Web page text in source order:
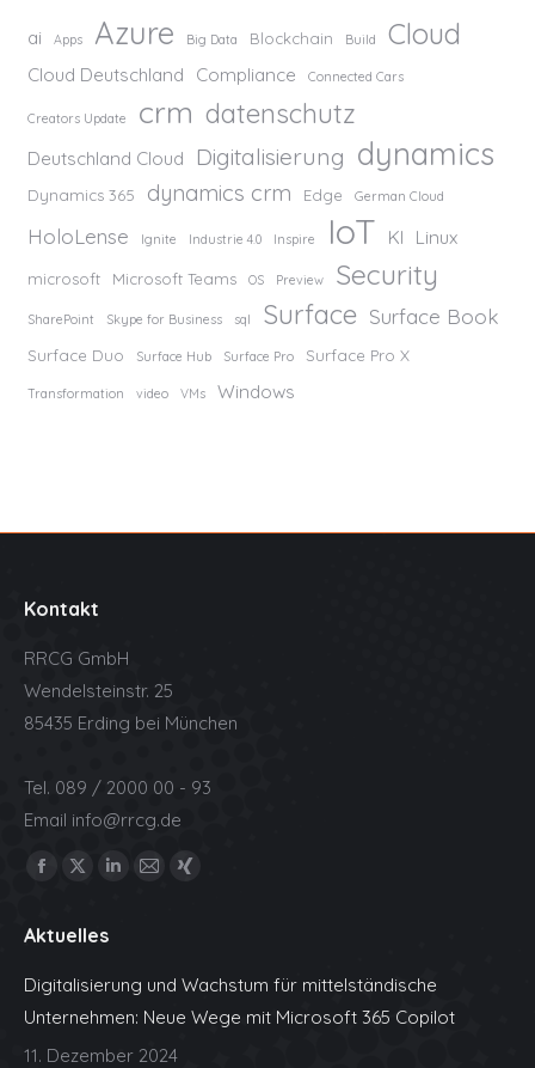
ai Apps Azure Big Data Blockchain Build Cloud
Cloud Deutschland Compliance Connected Cars
Creators Update crm datenschutz
Deutschland Cloud Digitalisierung dynamics
Dynamics 365 dynamics crm Edge German Cloud
HoloLense Ignite Industrie 4.0 Inspire IoT KI Linux
microsoft Microsoft Teams OS Preview Security
SharePoint Skype for Business sql Surface Surface Book
Surface Duo Surface Hub Surface Pro Surface Pro X
Transformation video VMs Windows
Kontakt
RRCG GmbH
Wendelsteinstr. 25
85435 Erding bei München
Tel. 089 / 2000 00 - 93
Email info@rrcg.de
Find us on:
Facebook
opens
X
opens
Linkedin
Mail
XING
window
Aktuelles
Digitalisierung und Wachstum für mittelständische
Unternehmen: Neue Wege mit Microsoft 365 Copilot
11. Dezember 2024